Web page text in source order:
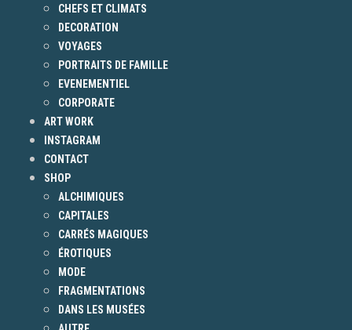
CHEFS ET CLIMATS
DECORATION
VOYAGES
PORTRAITS DE FAMILLE
EVENEMENTIEL
CORPORATE
ART WORK
INSTAGRAM
CONTACT
SHOP
ALCHIMIQUES
CAPITALES
CARRÉS MAGIQUES
ÉROTIQUES
MODE
FRAGMENTATIONS
DANS LES MUSÉES